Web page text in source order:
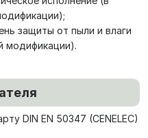
защиты от пыли и влаги
модификации).
DIN EN 50347 (CENELEC)